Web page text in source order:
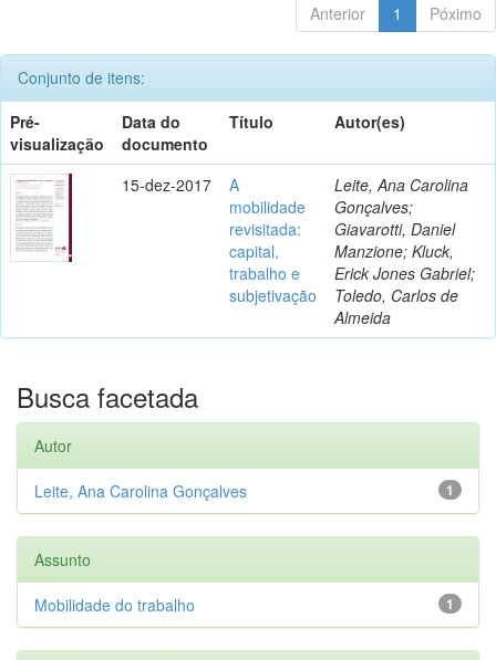
Anterior 1 Póximo
Conjunto de itens:
Pré-
visualização
Data do
documento
Título Autor(es)
15-dez-2017
A
mobilidade
revisitada:
capital,
trabalho e
subjetivação
Leite, Ana Carolina
Gonçalves;
Giavarotti, Daniel
Manzione; Kluck,
Erick Jones Gabriel;
Toledo, Carlos de
Almeida
Busca facetada
Autor
1
Leite, Ana Carolina Gonçalves
Assunto
1
Mobilidade do trabalho